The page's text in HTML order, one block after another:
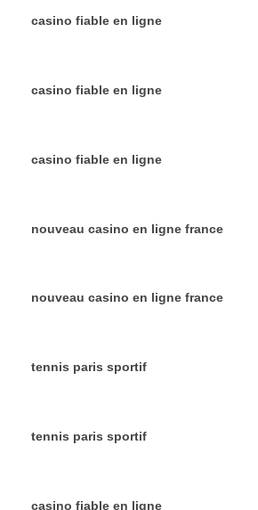
casino fiable en ligne
casino fiable en ligne
casino fiable en ligne
nouveau casino en ligne france
nouveau casino en ligne france
tennis paris sportif
tennis paris sportif
casino fiable en ligne